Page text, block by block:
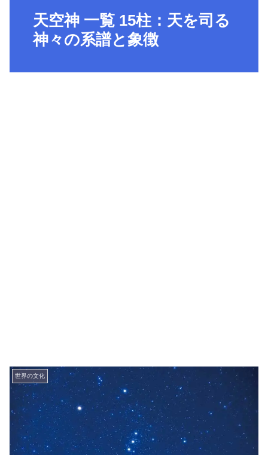
天空神 一覧 15柱：天を司る
神々の系譜と象徴
世界の文化